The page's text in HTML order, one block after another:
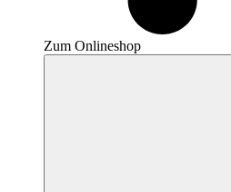
Zum Onlineshop